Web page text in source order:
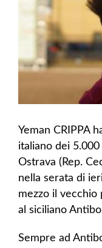
Yeman CRIPPA
italiano dei
Ostrava (Rep.
nella serata di
mezzo il vecchio
al siciliano
Sempre ad